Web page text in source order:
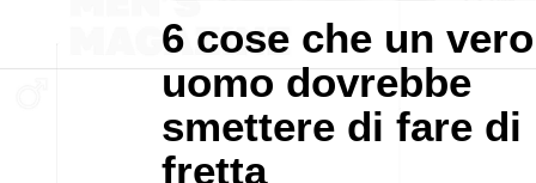
6 cose che un vero
uomo dovrebbe
smettere di fare di
fretta